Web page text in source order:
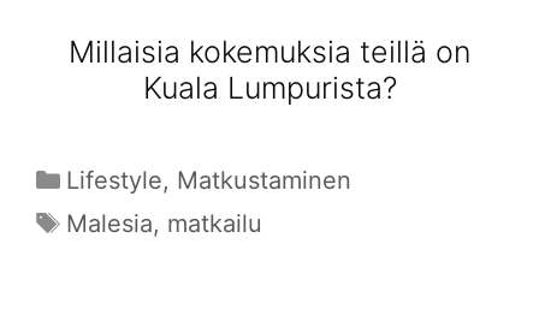
Millaisia kokemuksia teillä on
Kuala Lumpurista?
Kategoriat
Lifestyle, Matkustaminen
Avainsanat
Malesia, matkailu